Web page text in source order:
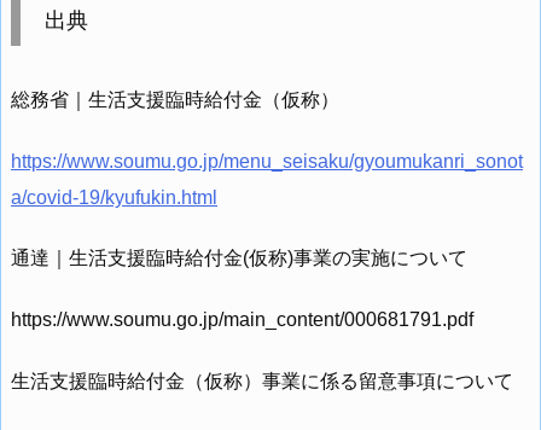
出典
総務省｜生活支援臨時給付金（仮称）
https://www.soumu.go.jp/menu_seisaku/gyoumukanri_sonot
a/covid-19/kyufukin.html
通達｜生活支援臨時給付金(仮称)事業の実施について
https://www.soumu.go.jp/main_content/000681791.pdf
生活支援臨時給付金（仮称）事業に係る留意事項について